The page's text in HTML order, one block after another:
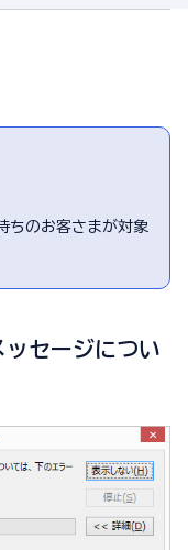
ちのお客さまが対象
ッセージについ